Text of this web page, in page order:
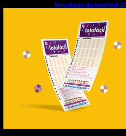
Resultado da lotofácil